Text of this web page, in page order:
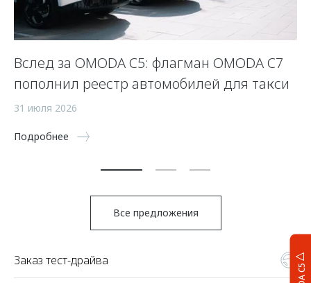
Вслед за OMODA C5: флагман OMODA C7
пополнил реестр автомобилей для такси
31 июля 2026
Подробнее
Все предложения
Заказ тест-драйва